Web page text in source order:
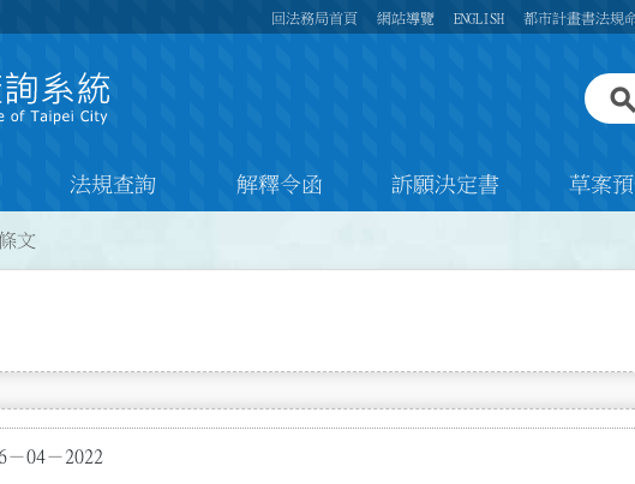
回法務局首頁 網站導覽 ENGLISH 都市計畫書法規
法規查詢 解釋令函 訴願決定書 草案
文
－04－2022